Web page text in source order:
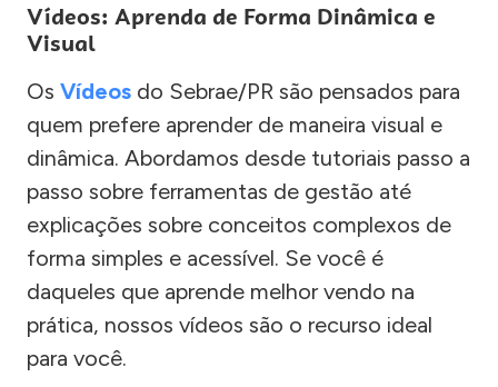
Vídeos: Aprenda de Forma Dinâmica e
Visual
Os Vídeos do Sebrae/PR são pensados para
quem prefere aprender de maneira visual e
dinâmica. Abordamos desde tutoriais passo a
passo sobre ferramentas de gestão até
explicações sobre conceitos complexos de
forma simples e acessível. Se você é
daqueles que aprende melhor vendo na
prática, nossos vídeos são o recurso ideal
para você.